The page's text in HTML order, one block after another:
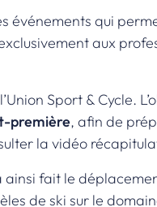
événements qui
aux
Sport & Cycle.
première, afin de
la vidéo
fait le
de ski sur le